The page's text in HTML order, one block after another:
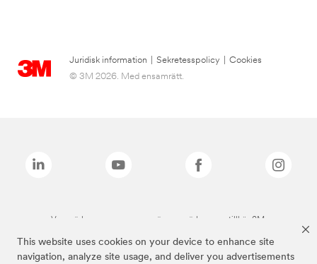
This website uses cookies on your device to enhance site
navigation, analyze site usage, and deliver you advertisements
Juridisk information Sekretesspolicy
Cookies
© 3M 2026. Med ensamrätt.
Varumärken som anges ovan är varumärken som tillhör 3M.